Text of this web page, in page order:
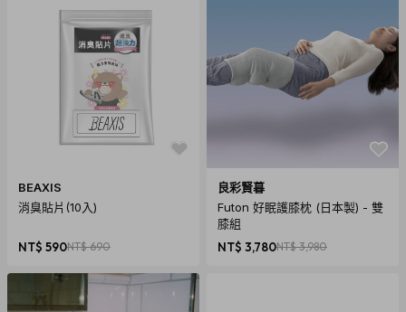
BEAXIS
消臭貼片(10入)
NT$ 590NT$ 690
良彩賢暮
Futon 好眠護膝枕 (日本製) - 雙
膝組
NT$ 3,780NT$ 3,980